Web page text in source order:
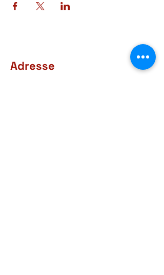
Adresse